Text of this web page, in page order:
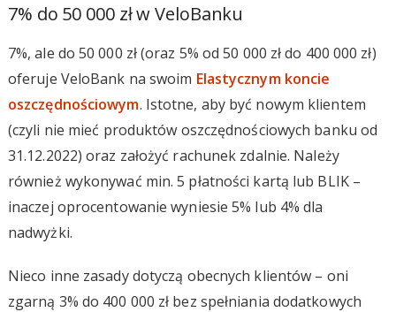
7% do 50 000 zł w VeloBanku
7%, ale do 50 000 zł (oraz 5% od 50 000 zł do 400 000 zł)
oferuje VeloBank na swoim Elastycznym koncie
oszczędnościowym. Istotne, aby być nowym klientem
(czyli nie mieć produktów oszczędnościowych banku od
31.12.2022) oraz założyć rachunek zdalnie. Należy
również wykonywać min. 5 płatności kartą lub BLIK –
inaczej oprocentowanie wyniesie 5% lub 4% dla
nadwyżki.
Nieco inne zasady dotyczą obecnych klientów – oni
zgarną 3% do 400 000 zł bez spełniania dodatkowych